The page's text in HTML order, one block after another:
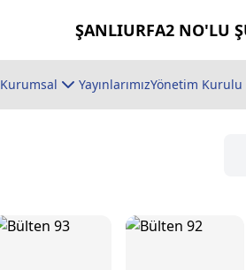
ŞANLIURFA2 NO'LU
Kurumsal YayınlarımızYönetim Kurulu